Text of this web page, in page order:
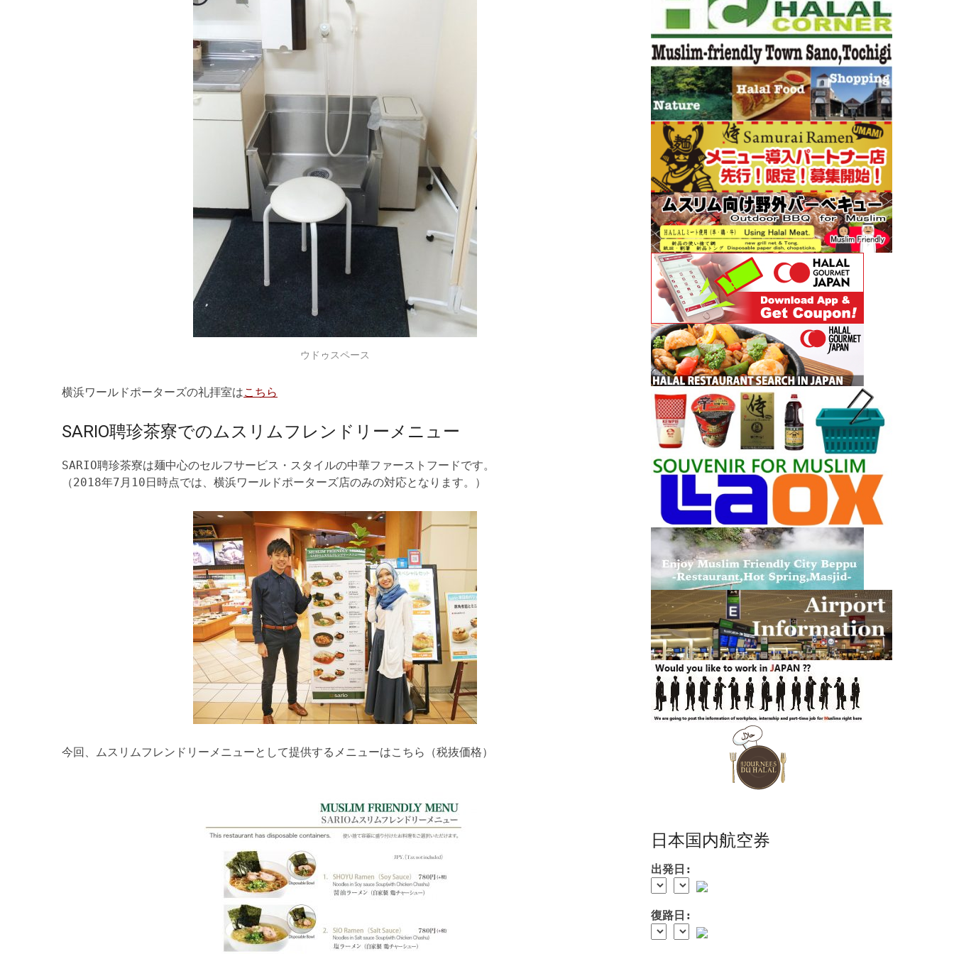
ウドゥスペース
横浜ワールドポーターズの礼拝室はこちら
SARIO聘珍茶寮でのムスリムフレンドリーメニュー
SARIO聘珍茶寮は麺中心のセルフサービス・スタイルの中華ファーストフードです。
（2018年7月10日時点では、横浜ワールドポーターズ店のみの対応となります。）
今回、ムスリムフレンドリーメニューとして提供するメニューはこちら（税抜価格）
日本国内航空券
出発日:
復路日: